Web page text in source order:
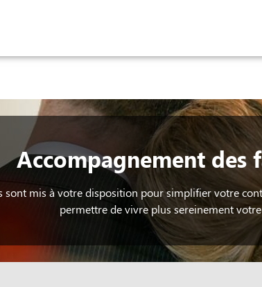
Accompagnement des
sont mis à votre disposition pour simplifier votre
permettre de vivre plus sereinement